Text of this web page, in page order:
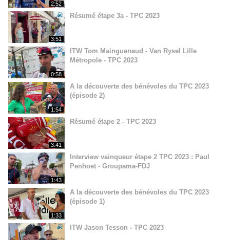
2:52
3:51
Résumé étape 3a - TPC 2023
0:58
ITW Tom Mainguenaud - Van Rysel Lille
Métropole - TPC 2023
1:54
A la découverte des bénévoles du TPC 2023
(épisode 2)
3:41
Résumé étape 2 - TPC 2023
1:43
Interview vainqueur étape 2 TPC 2023 : Paul
Penhoet - Groupama-FDJ
1:33
A la découverte des bénévoles du TPC 2023
(épisode 1)
ITW Jason Tesson - TPC 2023